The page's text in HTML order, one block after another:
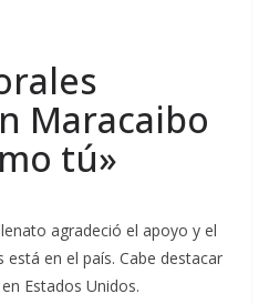
Maracaibo
tú»
agradeció el apoyo y el
en el país. Cabe destacar
Estados Unidos.